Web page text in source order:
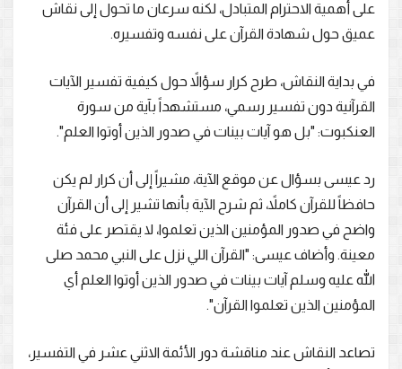
على أهمية الاحترام المتبادل، لكنه سرعان ما تحول إلى نقاش
عميق حول شهادة القرآن على نفسه وتفسيره.
في بداية النقاش، طرح كرار سؤالاً حول كيفية تفسير الآيات
القرآنية دون تفسير رسمي، مستشهداً بآية من سورة
العنكبوت: "بل هو آيات بينات في صدور الذين أوتوا العلم".
رد عيسى بسؤال عن موقع الآية، مشيراً إلى أن كرار لم يكن
حافظاً للقرآن كاملاً، ثم شرح الآية بأنها تشير إلى أن القرآن
واضح في صدور المؤمنين الذين تعلموا، لا يقتصر على فئة
معينة. وأضاف عيسى: "القرآن اللي نزل على النبي محمد صلى
الله عليه وسلم آيات بينات في صدور الذين أوتوا العلم أي
المؤمنين الذين تعلموا القرآن".
تصاعد النقاش عند مناقشة دور الأئمة الاثني عشر في التفسير،